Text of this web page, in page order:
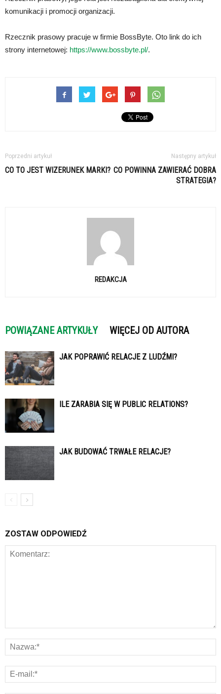
komunikacji i promocji organizacji.
Rzecznik prasowy pracuje w firmie BossByte. Oto link do ich
strony internetowej: https://www.bossbyte.pl/.
Poprzedni artykuł
CO TO JEST WIZERUNEK MARKI?
Następny artykuł
CO POWINNA ZAWIERAĆ DOBRA
STRATEGIA?
REDAKCJA
POWIĄZANE ARTYKUŁY WIĘCEJ OD AUTORA
JAK POPRAWIĆ RELACJE Z LUDŹMI?
ILE ZARABIA SIĘ W PUBLIC RELATIONS?
JAK BUDOWAĆ TRWAŁE RELACJE?
ZOSTAW ODPOWIEDŹ